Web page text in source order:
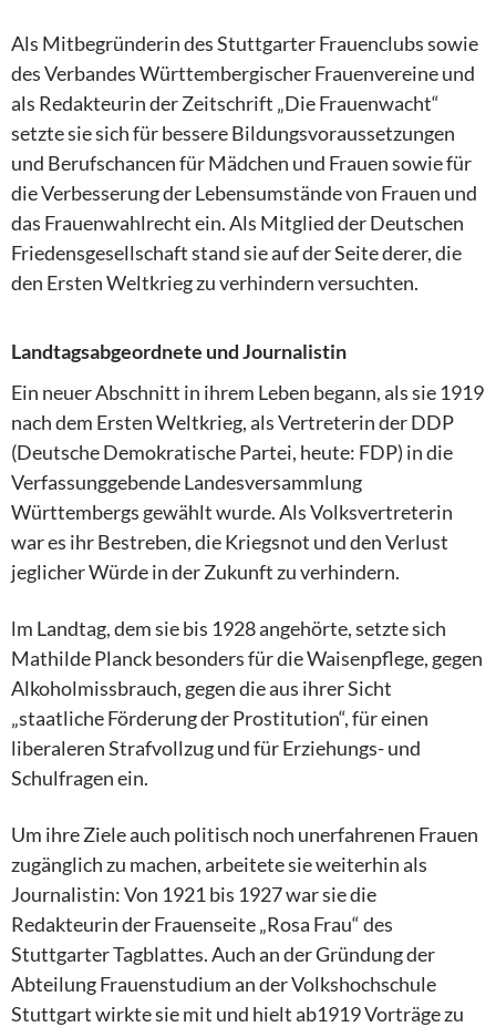
Als Mitbegründerin des Stuttgarter Frauenclubs sowie
des Verbandes Württembergischer Frauenvereine und
als Redakteurin der Zeitschrift „Die Frauenwacht“
setzte sie sich für bessere Bildungsvoraussetzungen
und Berufschancen für Mädchen und Frauen sowie für
die Verbesserung der Lebensumstände von Frauen und
das Frauenwahlrecht ein. Als Mitglied der Deutschen
Friedensgesellschaft stand sie auf der Seite derer, die
den Ersten Weltkrieg zu verhindern versuchten.
Landtagsabgeordnete und Journalistin
Ein neuer Abschnitt in ihrem Leben begann, als sie 1919
nach dem Ersten Weltkrieg, als Vertreterin der DDP
(Deutsche Demokratische Partei, heute: FDP) in die
Verfassunggebende Landesversammlung
Württembergs gewählt wurde. Als Volksvertreterin
war es ihr Bestreben, die Kriegsnot und den Verlust
jeglicher Würde in der Zukunft zu verhindern.
lm Landtag, dem sie bis 1928 angehörte, setzte sich
Mathilde Planck besonders für die Waisenpflege, gegen
Alkoholmissbrauch, gegen die aus ihrer Sicht
„staatliche Förderung der Prostitution“, für einen
liberaleren Strafvollzug und für Erziehungs- und
Schulfragen ein.
Um ihre Ziele auch politisch noch unerfahrenen Frauen
zugänglich zu machen, arbeitete sie weiterhin als
Journalistin: Von 1921 bis 1927 war sie die
Redakteurin der Frauenseite „Rosa Frau“ des
Stuttgarter Tagblattes. Auch an der Gründung der
Abteilung Frauenstudium an der Volkshochschule
Stuttgart wirkte sie mit und hielt ab1919 Vorträge zu